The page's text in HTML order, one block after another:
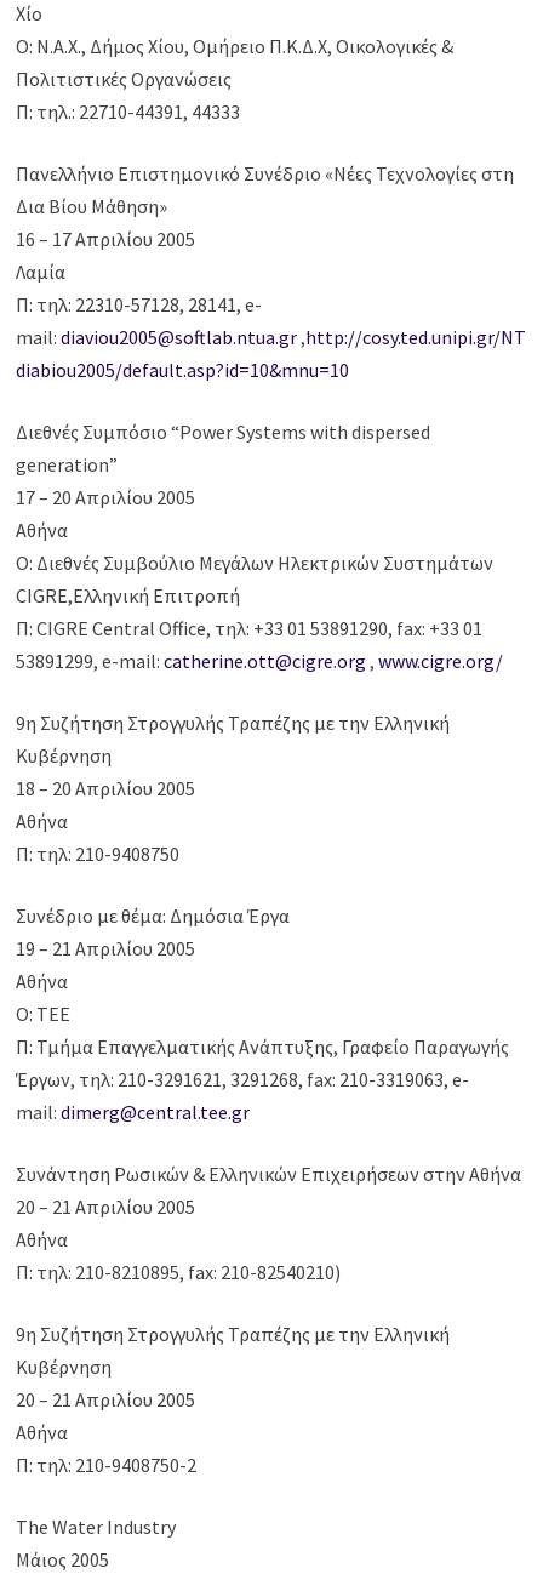
Χίο
Ο: Ν.Α.Χ., Δήμος Χίου, Ομήρειο Π.Κ.Δ.Χ, Οικολογικές &
Πολιτιστικές Οργανώσεις
Π: τηλ.: 22710-44391, 44333
Πανελλήνιο Επιστημονικό Συνέδριο «Νέες Τεχνολογίες στη
Δια Βίου Μάθηση»
16 – 17 Απριλίου 2005
Λαμία
Π: τηλ: 22310-57128, 28141, e-
mail:diaviou2005@softlab.ntua.gr,http://cosy.ted.unipi.gr/NT
diabiou2005/default.asp?id=10&mnu=10
Διεθνές Συμπόσιο “Power Systems with dispersed
generation”
17 – 20 Απριλίου 2005
Αθήνα
Ο: Διεθνές Συμβούλιο Μεγάλων Ηλεκτρικών Συστημάτων
CIGRE,Ελληνική Επιτροπή
Π: CIGRE Central Office, τηλ: +33 01 53891290, fax: +33 01
53891299, e-mail:catherine.ott@cigre.org ,www.cigre.org/
9η Συζήτηση Στρογγυλής Τραπέζης με την Ελληνική
Κυβέρνηση
18 – 20 Απριλίου 2005
Αθήνα
Π: τηλ: 210-9408750
Συνέδριο με θέμα: Δημόσια Έργα
19 – 21 Απριλίου 2005
Αθήνα
Ο: ΤΕΕ
Π: Τμήμα Επαγγελματικής Ανάπτυξης, Γραφείο Παραγωγής
Έργων, τηλ: 210-3291621, 3291268, fax: 210-3319063, e-
mail:dimerg@central.tee.gr
Συνάντηση Ρωσικών & Ελληνικών Επιχειρήσεων στην Αθήνα
20 – 21 Απριλίου 2005
Αθήνα
Π: τηλ: 210-8210895, fax: 210-82540210)
9η Συζήτηση Στρογγυλής Τραπέζης με την Ελληνική
Κυβέρνηση
20 – 21 Απριλίου 2005
Αθήνα
Π: τηλ: 210-9408750-2
The Water Industry
Μάιος 2005